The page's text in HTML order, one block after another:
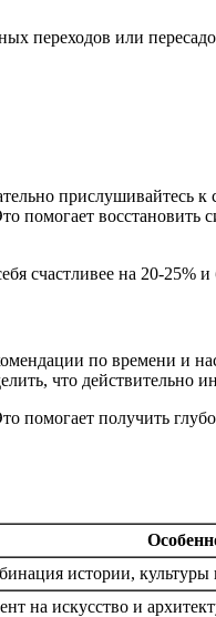
переходов или
прислушивайтесь к
помогает восстановить
счастливее на 20-25%
по времени и
что действительно
получить
истории, культуры
на искусство и